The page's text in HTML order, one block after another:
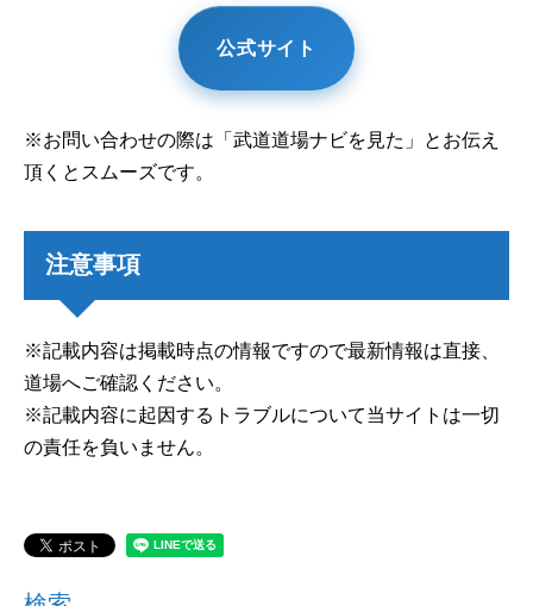
公式サイト
※お問い合わせの際は「武道道場ナビを見た」とお伝え
頂くとスムーズです。
注意事項
※記載内容は掲載時点の情報ですので最新情報は直接、
道場へご確認ください。
※記載内容に起因するトラブルについて当サイトは一切
の責任を負いません。